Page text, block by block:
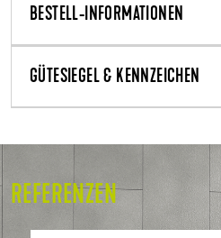
BESTELL-INFORMATIONEN
GÜTESIEGEL & KENNZEICHEN
REFERENZEN